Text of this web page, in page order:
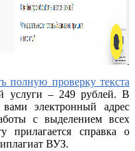
полную проверку текста
услуги – 249 рублей. В
электронный адрес
с выделением всех
прилагается справка о
ВУЗ.